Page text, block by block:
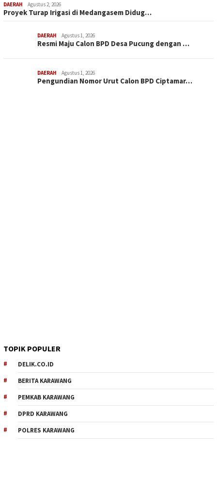
DAERAH Agustus 2, 2026
Proyek Turap Irigasi di Medangasem Didug…
DAERAH Agustus 1, 2026
Resmi Maju Calon BPD Desa Pucung dengan …
DAERAH Agustus 1, 2026
Pengundian Nomor Urut Calon BPD Ciptamar…
TOPIK POPULER
DELIK.CO.ID
BERITA KARAWANG
PEMKAB KARAWANG
DPRD KARAWANG
POLRES KARAWANG